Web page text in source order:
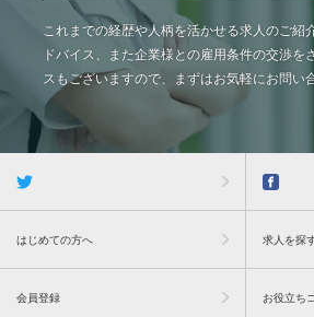
これまでの経歴や人柄を活かせる求人のご紹
ドバイス、また企業様との雇用条件の交渉を
スもございますので、まずはお気軽にお問い
はじめての方へ 求人を探
会員登録 お役立ち